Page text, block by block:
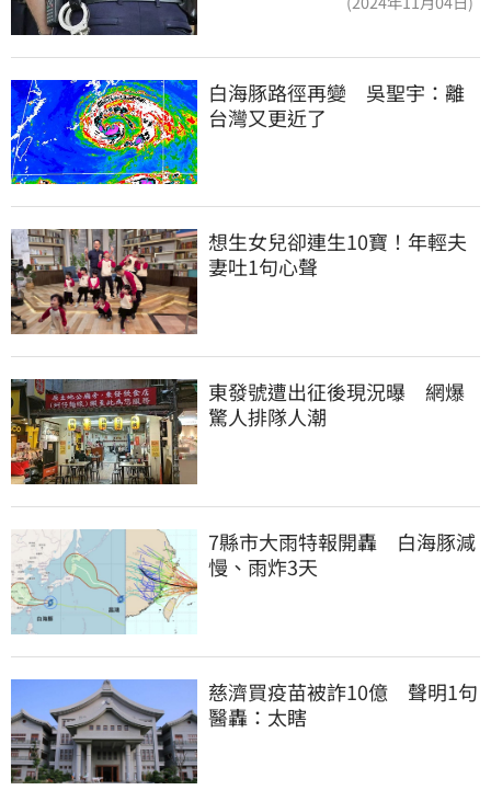
白海豚路徑再變　吳聖宇：離
台灣又更近了
想生女兒卻連生10寶！年輕夫
妻吐1句心聲
東發號遭出征後現況曝　網爆
驚人排隊人潮
7縣市大雨特報開轟　白海豚減
慢、雨炸3天
慈濟買疫苗被詐10億　聲明1句
醫轟：太瞎